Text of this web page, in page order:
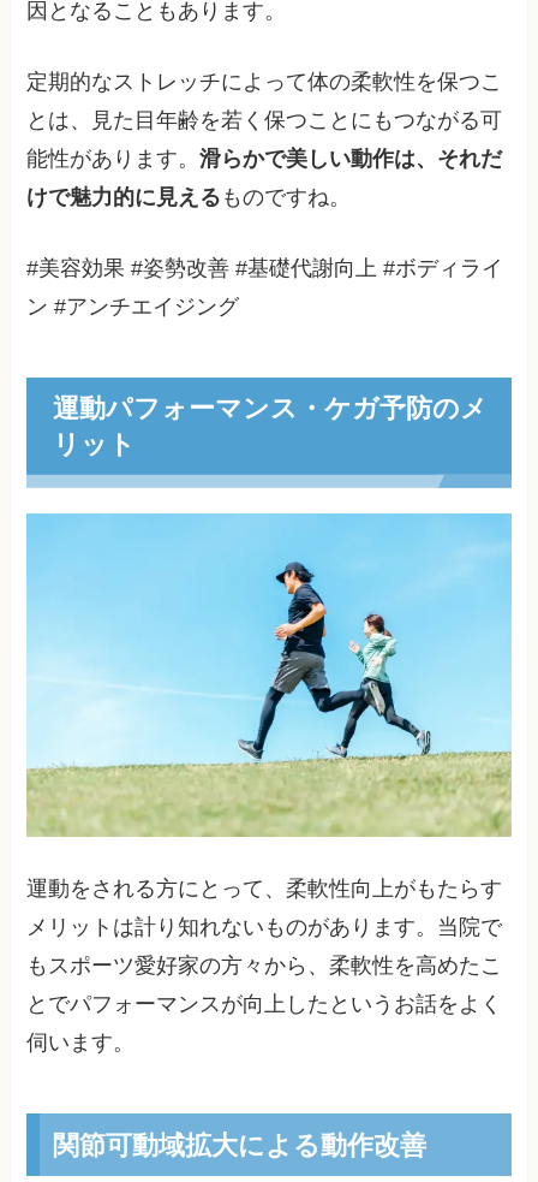
因となることもあります。
定期的なストレッチによって体の柔軟性を保つこ
とは、見た目年齢を若く保つことにもつながる可
能性があります。滑らかで美しい動作は、それだ
けで魅力的に見える ものですね。
#美容効果 #姿勢改善 #基礎代謝向上 #ボディライ
ン #アンチエイジング
運動パフォーマンス・ケガ予防のメ
リット
運動をされる方にとって、柔軟性向上がもたらす
メリットは計り知れないものがあります。当院で
もスポーツ愛好家の方々から、柔軟性を高めたこ
とでパフォーマンスが向上したというお話をよく
伺います。
関節可動域拡大による動作改善